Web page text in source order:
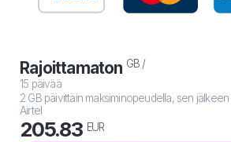
Rajoittamaton GB /
15 päivää
2 GB päivittäin maksiminopeudella, sen jälkeen
Airtel
205.83 EUR